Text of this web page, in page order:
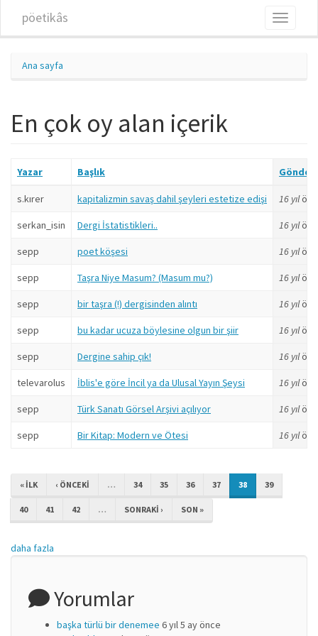
pöetikâs
Toggle
Ana sayfa
En çok oy alan içerik
Yazar Başlık
s.kırer kapitalizmin savaş dahil şeyleri estetize edişi 16 yıl
serkan_isin Dergi İstatistikleri.. 16 yıl
sepp poet köşesi 16 yıl
sepp Taşra Niye Masum? (Masum mu?) 16 yıl
sepp bir taşra (!) dergisinden alıntı 16 yıl
sepp bu kadar ucuza böylesine olgun bir şiir 16 yıl
sepp Dergine sahip çık! 16 yıl
televarolus İblis'e göre İncil ya da Ulusal Yayın Şeysi 16 yıl
sepp Türk Sanatı Görsel Arşivi açılıyor 16 yıl
sepp Bir Kitap: Modern ve Ötesi 16 yıl
« ILK ‹ ÖNCEKI … 34 35 36 37 38 39
40 41 42 … SONRAKI › SON »
daha fazla
Yorumlar
başka türlü bir denemee 6 yıl 5 ay önce